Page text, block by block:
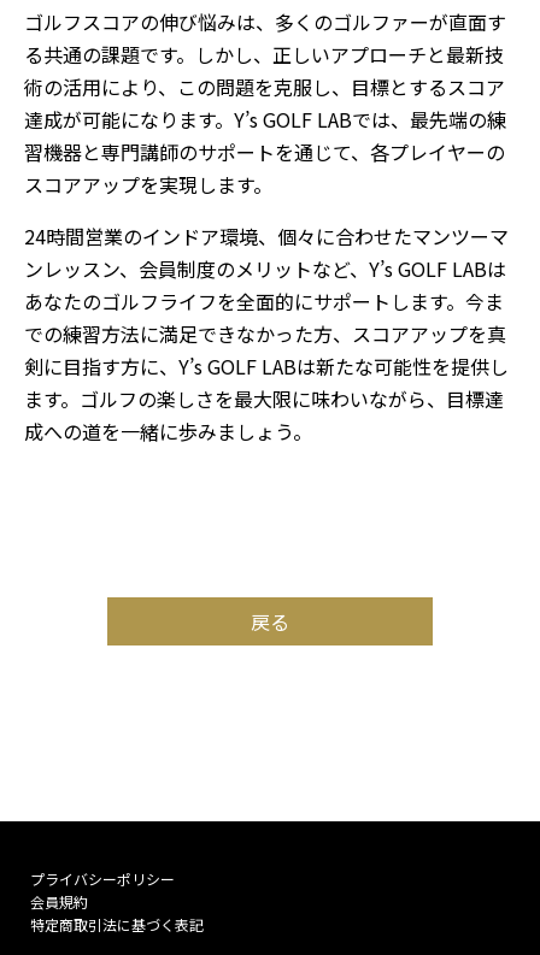
ゴルフスコアの伸び悩みは、多くのゴルファーが直面す
る共通の課題です。しかし、正しいアプローチと最新技
術の活用により、この問題を克服し、目標とするスコア
達成が可能になります。Y’s GOLF LABでは、最先端の練
習機器と専門講師のサポートを通じて、各プレイヤーの
スコアアップを実現します。
24時間営業のインドア環境、個々に合わせたマンツーマ
ンレッスン、会員制度のメリットなど、Y’s GOLF LABは
あなたのゴルフライフを全面的にサポートします。今ま
での練習方法に満足できなかった方、スコアアップを真
剣に目指す方に、Y’s GOLF LABは新たな可能性を提供し
ます。ゴルフの楽しさを最大限に味わいながら、目標達
成への道を一緒に歩みましょう。
戻る
プライバシーポリシー
会員規約
特定商取引法に基づく表記